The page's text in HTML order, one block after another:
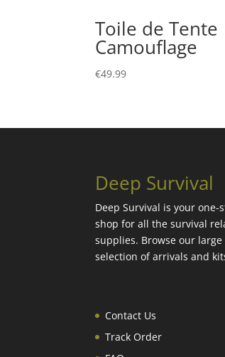
Toile de Tente
Camouflage
€49.99
Deep Survival
Deep Survival is your one-
shop for all the survival
supplies. Browse our large
selection of arrivals and
Contact Us
Track Order